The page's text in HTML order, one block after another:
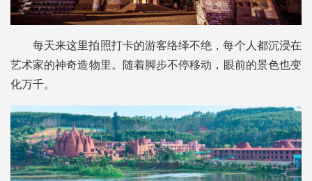
每天来这里拍照打卡的游客络绎不绝，每个人都沉浸在
艺术家的神奇造物里。随着脚步不停移动，眼前的景色也变
化万千。